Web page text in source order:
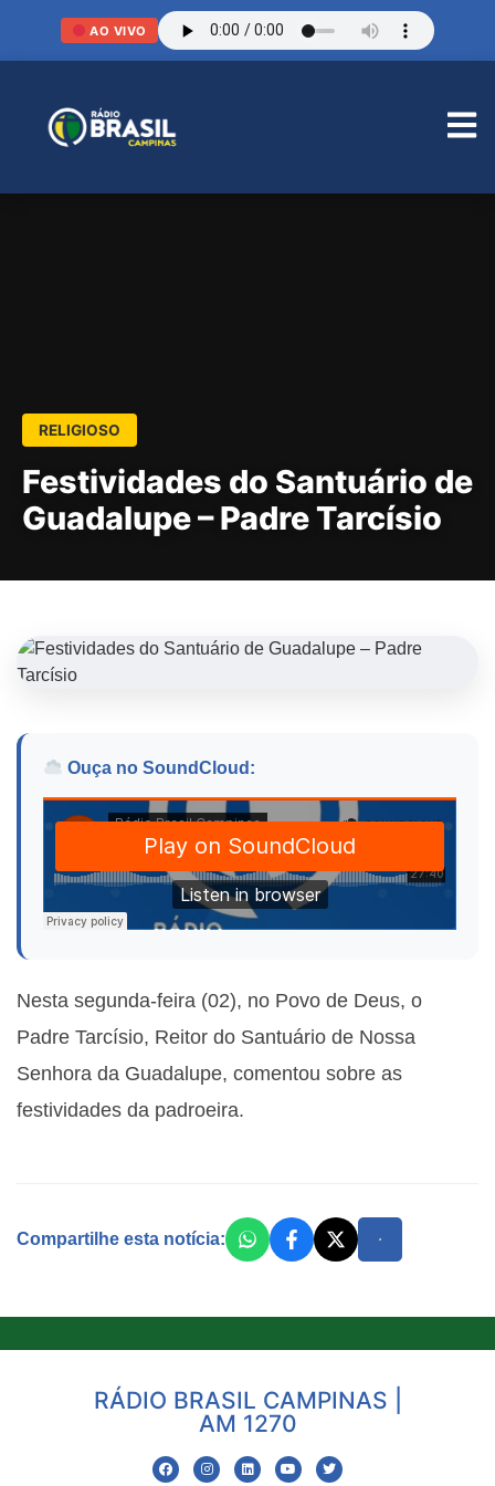
AO VIVO
RELIGIOSO
Festividades do Santuário de
Guadalupe – Padre Tarcísio
Ouça no SoundCloud:
Nesta segunda-feira (02), no Povo de Deus, o
Padre Tarcísio, Reitor do Santuário de Nossa
Senhora da Guadalupe, comentou sobre as
festividades da padroeira.
Compartilhe esta notícia:
RÁDIO BRASIL CAMPINAS |
AM 1270